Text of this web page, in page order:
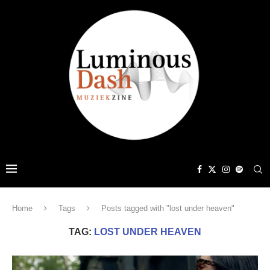
Home Tags Posts tagged with "lost under heaven"
TAG: LOST UNDER HEAVEN